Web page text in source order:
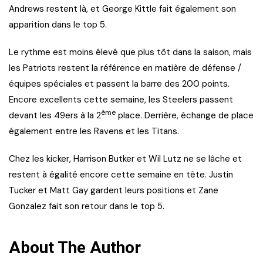
Andrews restent là, et George Kittle fait également son
apparition dans le top 5.
Le rythme est moins élevé que plus tôt dans la saison, mais
les Patriots restent la référence en matière de défense /
équipes spéciales et passent la barre des 200 points.
Encore excellents cette semaine, les Steelers passent
devant les 49ers à la 2ème place. Derrière, échange de place
également entre les Ravens et les Titans.
Chez les kicker, Harrison Butker et Wil Lutz ne se lâche et
restent à égalité encore cette semaine en tête. Justin
Tucker et Matt Gay gardent leurs positions et Zane
Gonzalez fait son retour dans le top 5.
About The Author